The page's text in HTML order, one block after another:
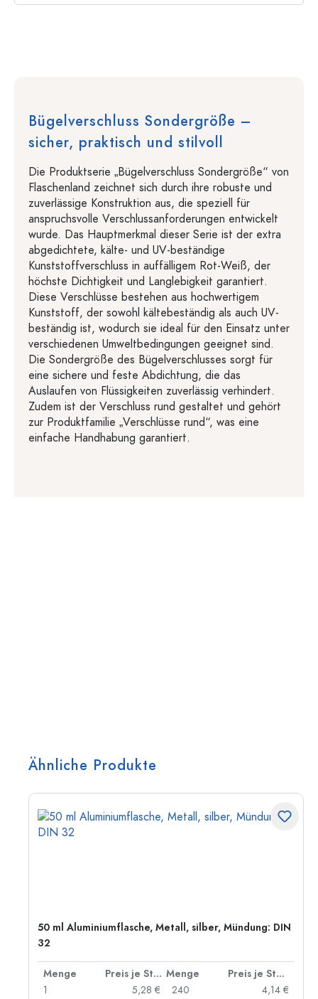
Bügelverschluss Sondergröße –
sicher, praktisch und stilvoll
Die Produktserie „Bügelverschluss Sondergröße“ von
Flaschenland zeichnet sich durch ihre robuste und
zuverlässige Konstruktion aus, die speziell für
anspruchsvolle Verschlussanforderungen entwickelt
wurde. Das Hauptmerkmal dieser Serie ist der extra
abgedichtete, kälte- und UV-beständige
Kunststoffverschluss in auffälligem Rot-Weiß, der
höchste Dichtigkeit und Langlebigkeit garantiert.
Diese Verschlüsse bestehen aus hochwertigem
Kunststoff, der sowohl kältebeständig als auch UV-
beständig ist, wodurch sie ideal für den Einsatz unter
verschiedenen Umweltbedingungen geeignet sind.
Die Sondergröße des Bügelverschlusses sorgt für
eine sichere und feste Abdichtung, die das
Auslaufen von Flüssigkeiten zuverlässig verhindert.
Zudem ist der Verschluss rund gestaltet und gehört
zur Produktfamilie „Verschlüsse rund“, was eine
einfache Handhabung garantiert.
Ähnliche Produkte
50 ml Aluminiumflasche, Metall, silber, Mündung: DIN
32
Menge Preis je Stück Menge
Preis je Stück
1
5,28 €
240
4,14 €